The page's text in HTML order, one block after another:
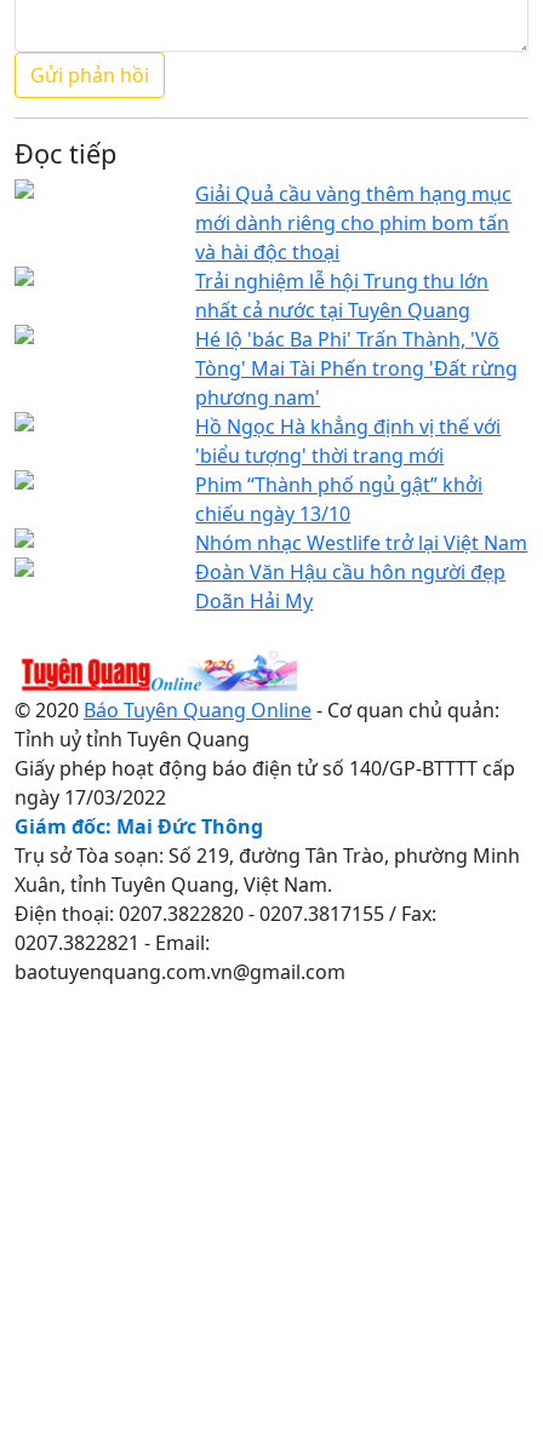
Đọc tiếp
Giải Quả cầu vàng thêm hạng mục
mới dành riêng cho phim bom tấn
và hài độc thoại
Trải nghiệm lễ hội Trung thu lớn
nhất cả nước tại Tuyên Quang
Hé lộ 'bác Ba Phi' Trấn Thành, 'Võ
Tòng' Mai Tài Phến trong 'Đất rừng
phương nam'
Hồ Ngọc Hà khẳng định vị thế với
'biểu tượng' thời trang mới
Phim “Thành phố ngủ gật” khởi
chiếu ngày 13/10
Nhóm nhạc Westlife trở lại Việt Nam
Đoàn Văn Hậu cầu hôn người đẹp
Doãn Hải My
© 2020 Báo Tuyên Quang Online- Cơ quan chủ quản:
Tỉnh uỷ tỉnh Tuyên Quang
Giấy phép hoạt động báo điện tử số 140/GP-BTTTT cấp
ngày 17/03/2022
Giám đốc: Mai Đức Thông
Trụ sở Tòa soạn: Số 219, đường Tân Trào, phường Minh
Xuân, tỉnh Tuyên Quang, Việt Nam.
Điện thoại: 0207.3822820 - 0207.3817155 / Fax:
0207.3822821 - Email:
baotuyenquang.com.vn@gmail.com